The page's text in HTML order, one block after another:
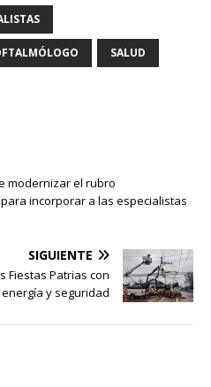
SALUD
modernizar el rubro
incorporar a las especialistas
SIGUIENTE
Fiestas Patrias con
energía y seguridad